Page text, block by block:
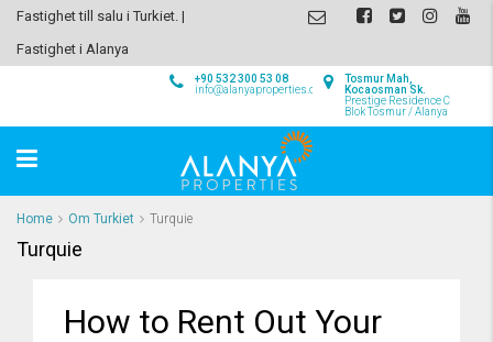
Fastighet till salu i Turkiet. |
Fastighet i Alanya
Tosmur Mah,
Kocaosman Sk.
Prestige Residence C
Blok Tosmur / Alanya
+90 532 300 53 08
info@alanyaproperties.com
Home Om Turkiet Turquie
Turquie
How to Rent Out Your